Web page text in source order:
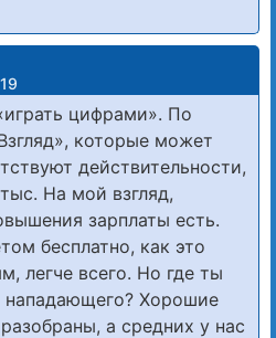
цифрами». По
которые может
действительности,
На мой взгляд,
зарплаты есть.
бесплатно, как это
легче всего. Но где ты
нападающего? Хорошие
а средних у нас